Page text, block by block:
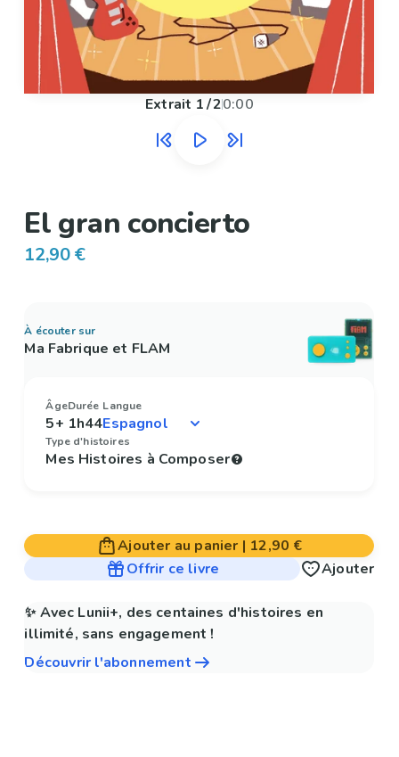
Extrait 1/20:00
El gran concierto
12,90 €
À écouter sur
Ma Fabrique et FLAM
Âge
5+
Durée
1h44
Langue
Type d'histoires
Mes Histoires à Composer
Ajouter au panier | 12,90 €
Offrir ce livre
Ajouter
✨ Avec Lunii+, des centaines d'histoires en
illimité, sans engagement !
Découvrir l'abonnement